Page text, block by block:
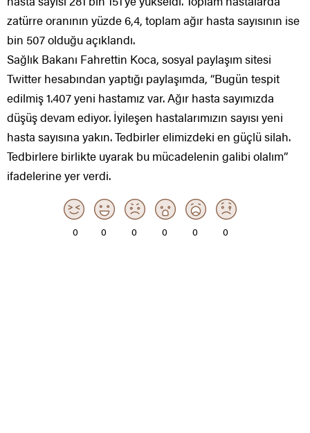
zatürre oranının yüzde 6,4, toplam ağır hasta sayısının ise
bin 507 olduğu açıklandı.
Sağlık Bakanı Fahrettin Koca, sosyal paylaşım sitesi
Twitter hesabından yaptığı paylaşımda, “Bugün tespit
edilmiş 1.407 yeni hastamız var. Ağır hasta sayımızda
düşüş devam ediyor. İyileşen hastalarımızın sayısı yeni
hasta sayısına yakın. Tedbirler elimizdeki en güçlü silah.
Tedbirlere birlikte uyarak bu mücadelenin galibi olalım”
ifadelerine yer verdi.
0 0 0 0 0 0